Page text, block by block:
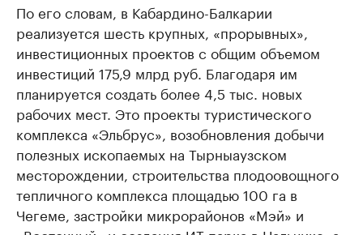
По его словам, в Кабардино-Балкарии
реализуется шесть крупных, «прорывных»,
инвестиционных проектов с общим объемом
инвестиций 175,9 млрд руб. Благодаря им
планируется создать более 4,5 тыс. новых
рабочих мест. Это проекты туристического
комплекса «Эльбрус», возобновления добычи
полезных ископаемых на Тырныаузском
месторождении, строительства плодоовощного
тепличного комплекса площадью 100 га в
Чегеме, застройки микрорайонов «Мэй» и